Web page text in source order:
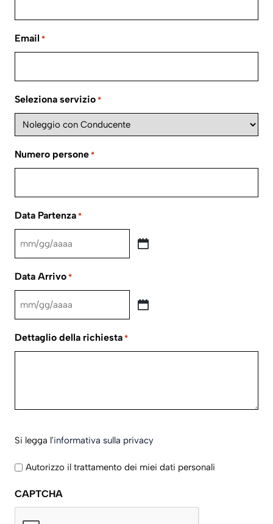
Email *
Seleziona servizio *
Numero persone *
Data Partenza *
MM
GG
slash
AAAA
Data Arrivo *
MM
GG
Dettaglio della richiesta *
legga
l'informativa
privacy
Si legga l'informativa sulla privacy
Autorizzo il trattamento dei miei dati personali
CAPTCHA